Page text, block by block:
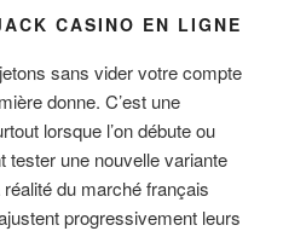
CASINO EN LIGNE
sans vider votre compte
donne. C’est une
lorsque l’on débute ou
tester une nouvelle variante
du marché français
progressivement leurs